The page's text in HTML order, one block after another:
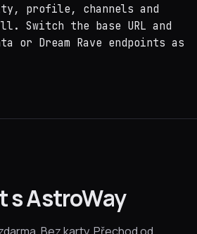
profile, channels and
Switch the base URL and
or Dream Rave endpoints as
s AstroWay